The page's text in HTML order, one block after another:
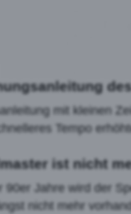
mit kleinen
Tempo
ist nicht
90er Jahre wird der
nicht mehr